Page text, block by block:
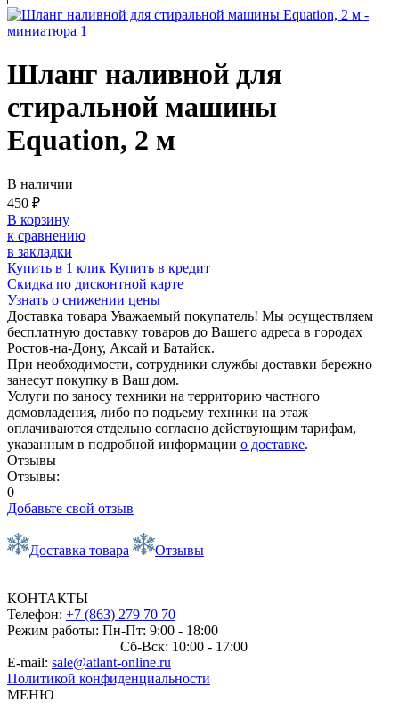
Шланг наливной для
стиральной машины
Equation, 2 м
В наличии
450 ₽
В корзину
к сравнению
в закладки
Купить в 1 клик Купить в кредит
Скидка по дисконтной карте
Узнать о снижении цены
Доставка товара Уважаемый покупатель! Мы осуществляем
бесплатную доставку товаров до Вашего адреса в городах
Ростов-на-Дону, Аксай и Батайск.
При необходимости, сотрудники службы доставки бережно
занесут покупку в Ваш дом.
Услуги по заносу техники на территорию частного
домовладения, либо по подъему техники на этаж
оплачиваются отдельно согласно действующим тарифам,
указанным в подробной информации о доставке.
Отзывы
Отзывы:
0
Добавьте свой отзыв
Доставка товара Отзывы
КОНТАКТЫ
Телефон: +7 (863) 279 70 70
Режим работы: Пн-Пт: 9:00 - 18:00
Сб-Вск: 10:00 - 17:00
E-mail: sale@atlant-online.ru
Политикой конфиденциальности
МЕНЮ